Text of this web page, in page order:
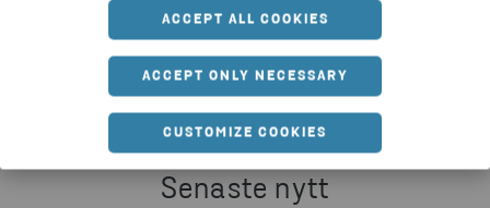
ACCEPT ALL COOKIES
ACCEPT ONLY NECESSARY
CUSTOMIZE COOKIES
HTTPS://WWW.STENASTAL.SE/NYHETER--
Senaste nytt